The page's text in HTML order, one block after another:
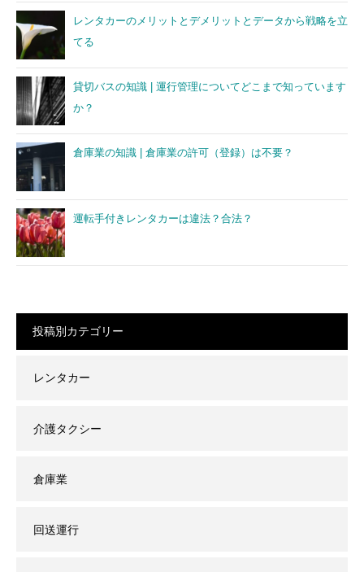
レンタカーのメリットとデメリットとデータから戦略を立
てる
貸切バスの知識 | 運行管理についてどこまで知っています
か？
倉庫業の知識 | 倉庫業の許可（登録）は不要？
運転手付きレンタカーは違法？合法？
投稿別カテゴリー
レンタカー
介護タクシー
倉庫業
回送運行